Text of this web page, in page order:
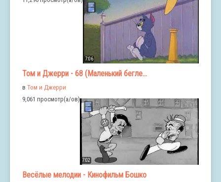
7:06
Том и Джерри - 68 (Маленький бегле...
в Том и Джерри
9,061 просмотр(а/ов)
7:02
Весёлые мелодии - Кинофильм Бошко